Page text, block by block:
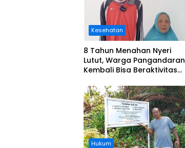
Kesehatan
8 Tahun Menahan Nyeri
Lutut, Warga Pangandaran
Kembali Bisa Beraktivitas
Ditanggung BPJS
Hukum